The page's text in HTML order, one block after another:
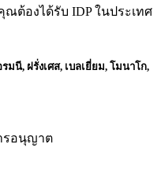
ต้องได้รับ IDP ในประเทศ
นี, ฝรั่งเศส, เบลเยี่ยม, โมนาโก,
รอนุญาต